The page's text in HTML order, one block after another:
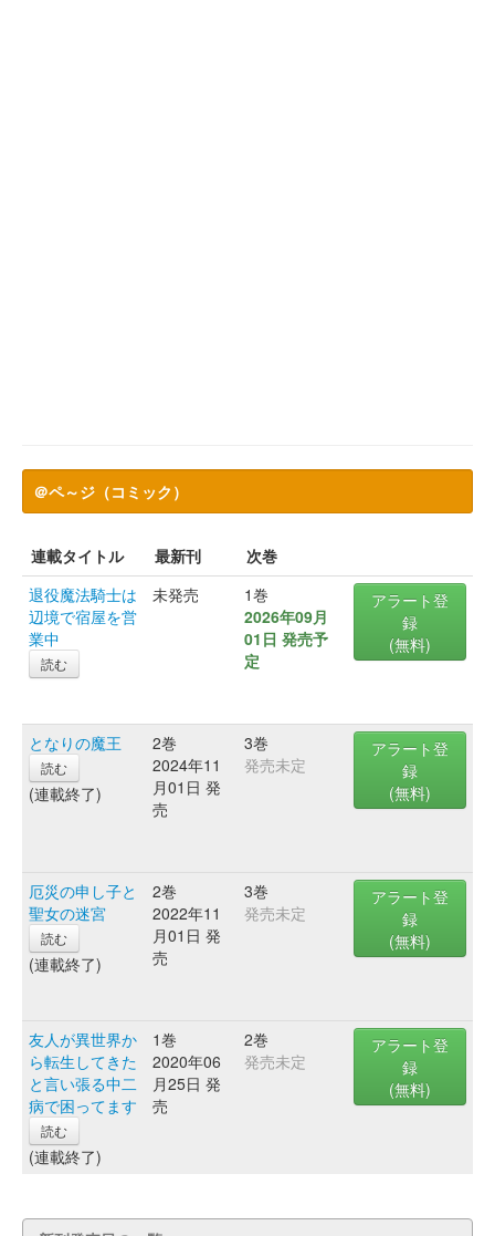
＠ペ～ジ（コミック）
連載タイトル 最新刊
次巻
退役魔法騎士は
辺境で宿屋を営
業中
読む
未発売
1巻
2026年09月
01日 発売予
定
アラート登
録
(無料)
となりの魔王
読む
(連載終了)
2巻
2024年11
月01日 発
売
3巻
発売未定
アラート登
録
(無料)
厄災の申し子と
聖女の迷宮
読む
(連載終了)
2巻
2022年11
月01日 発
売
3巻
発売未定
アラート登
録
(無料)
友人が異世界か
ら転生してきた
と言い張る中二
病で困ってます
読む
(連載終了)
1巻
2020年06
月25日 発
売
2巻
発売未定
アラート登
録
(無料)